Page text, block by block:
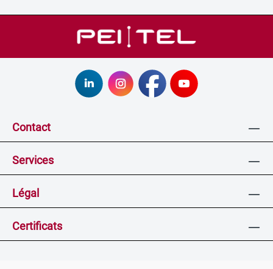
Contact
Services
Légal
Certificats